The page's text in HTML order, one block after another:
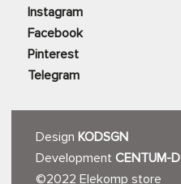
Instagram
Facebook
Pinterest
Telegram
Design KODSGN
Development CENTUM-D
©2022 Elekomp store